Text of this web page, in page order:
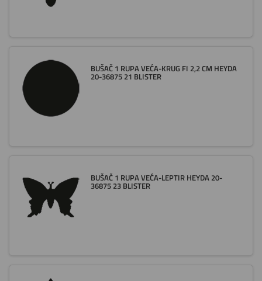
BUŠAČ 1 RUPA VEĆA-KRUG FI 2,2 CM HEYDA
20-36875 21 BLISTER
BUŠAČ 1 RUPA VEĆA-LEPTIR HEYDA 20-
36875 23 BLISTER